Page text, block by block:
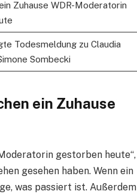
Zuhause WDR-Moderatorin
Todesmeldung zu Claudia
Sombecki
ein Zuhause
gestorben heute“,
gesehen haben. Wenn ein
was passiert ist. Außerdem